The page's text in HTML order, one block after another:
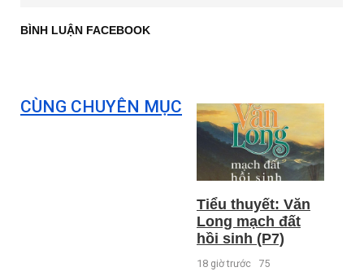
BÌNH LUẬN FACEBOOK
CÙNG CHUYÊN MỤC
Tiểu thuyết: Văn
Long mạch đất
hồi sinh (P7)
18 giờ trước 75